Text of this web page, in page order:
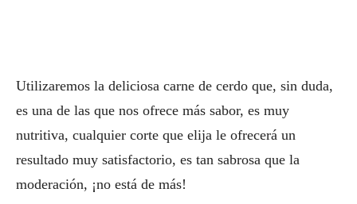
Utilizaremos la deliciosa carne de cerdo que, sin duda,
es una de las que nos ofrece más sabor, es muy
nutritiva, cualquier corte que elija le ofrecerá un
resultado muy satisfactorio, es tan sabrosa que la
moderación, ¡no está de más!